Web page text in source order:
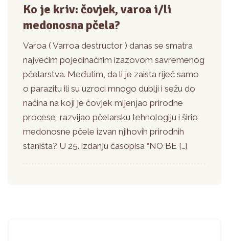
Ko je kriv: čovjek, varoa i/li
medonosna pčela?
Varoa ( Varroa destructor ) danas se smatra
najvećim pojedinačnim izazovom savremenog
pčelarstva. Međutim, da li je zaista riječ samo
o parazitu ili su uzroci mnogo dublji i sežu do
načina na koji je čovjek mijenjao prirodne
procese, razvijao pčelarsku tehnologiju i širio
medonosne pčele izvan njihovih prirodnih
staništa? U 25. izdanju časopisa “NO BE […]